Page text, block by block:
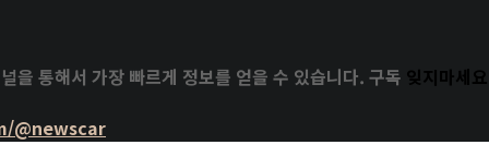
을 통해서 가장 빠르게 정보를 얻을 수 있습니다. 구독 잊지마세
@newscar